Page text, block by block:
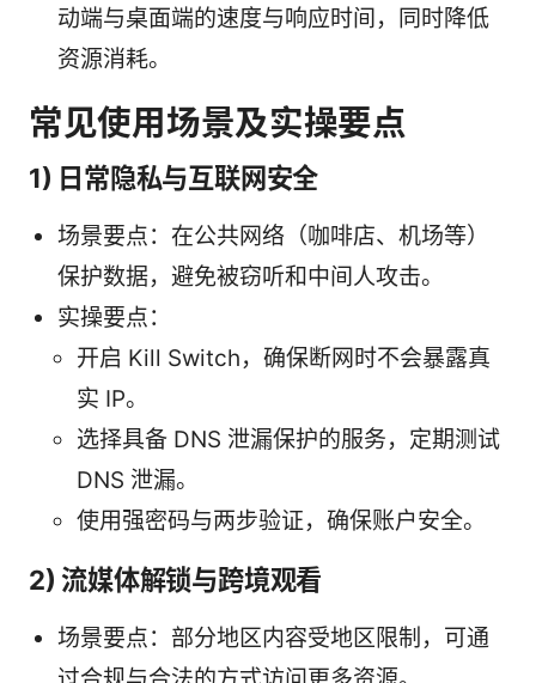
动端与桌面端的速度与响应时间，同时降低
资源消耗。
常见使用场景及实操要点
1) 日常隐私与互联网安全
场景要点：在公共网络（咖啡店、机场等）
保护数据，避免被窃听和中间人攻击。
实操要点：
开启 Kill Switch，确保断网时不会暴露真
实 IP。
选择具备 DNS 泄漏保护的服务，定期测试
DNS 泄漏。
使用强密码与两步验证，确保账户安全。
2) 流媒体解锁与跨境观看
场景要点：部分地区内容受地区限制，可通